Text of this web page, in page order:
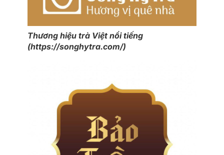
Thương hiệu trà Việt nổi tiếng
(https://songhytra.com/)